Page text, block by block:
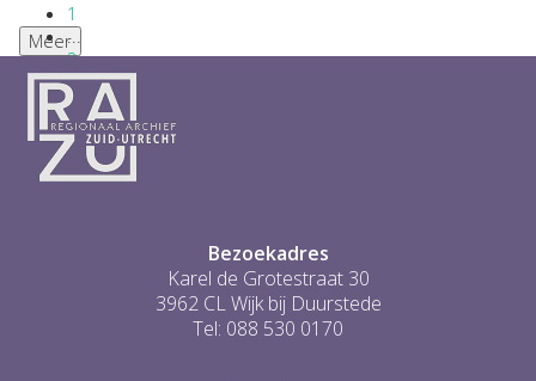
1
...
2
3
4
5
6
...
Meer
Bezoekadres
Karel de Grotestraat 30
3962 CL Wijk bij Duurstede
Tel: 088 530 0170